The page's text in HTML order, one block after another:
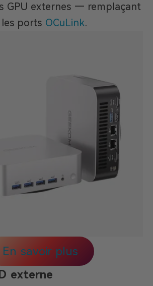
GPU externes — remplaçant
ports OCuLink.
En savoir plus
externe